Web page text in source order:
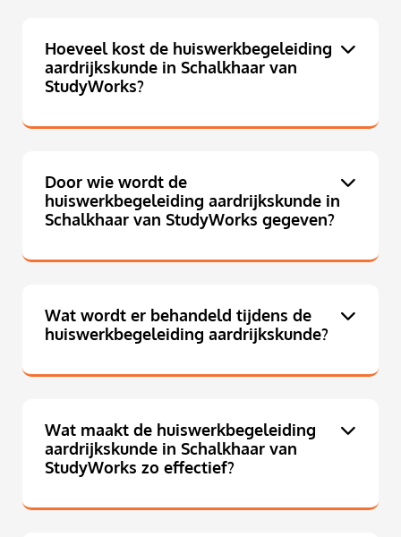
Hoeveel kost de huiswerkbegeleiding
aardrijkskunde in Schalkhaar van
StudyWorks?
Door wie wordt de
huiswerkbegeleiding aardrijkskunde in
Schalkhaar van StudyWorks gegeven?
Wat wordt er behandeld tijdens de
huiswerkbegeleiding aardrijkskunde?
Wat maakt de huiswerkbegeleiding
aardrijkskunde in Schalkhaar van
StudyWorks zo effectief?